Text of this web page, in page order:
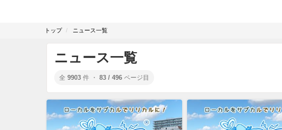
トップ ニュース一覧
ニュース一覧
全 9903 件 ・ 83 / 496 ページ目